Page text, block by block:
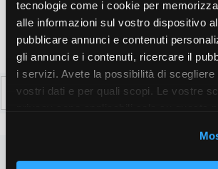
tecnologie come i cookie per
alle informazioni sul vostro dispositivo
pubblicare annunci e contenuti
gli annunci e i contenuti, ricercare il
i servizi. Avete la possibilità di
vostri dati e per quali scopi. Le vostre
modificare o revocare il proprio
momento dalla Dichiarazione sui
Ricerca